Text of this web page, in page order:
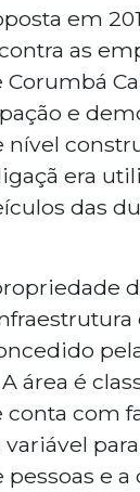
em
as
e
nível
era
das
área é
conta com
pessoas e